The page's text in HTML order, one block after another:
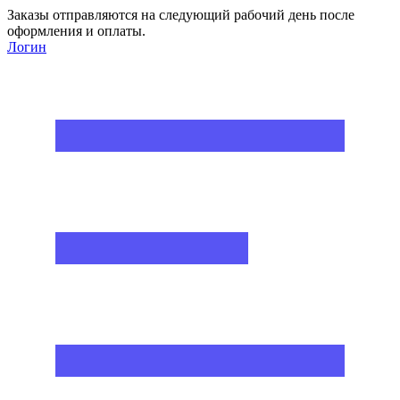
Заказы отправляются на следующий рабочий день после
оформления и оплаты.
Логин